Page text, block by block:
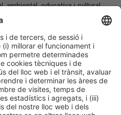
ambiental, educativa i cultural.